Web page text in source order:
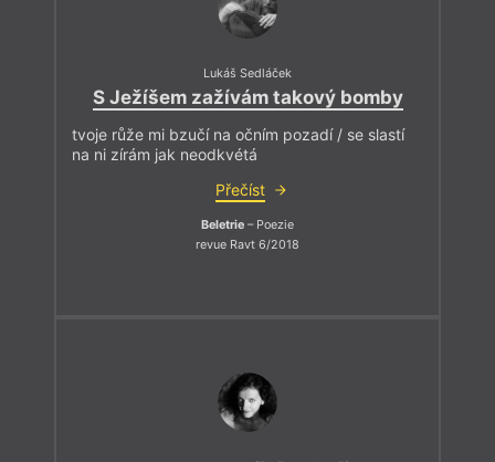
Lukáš Sedláček
S Ježíšem zažívám takový bomby
tvoje růže mi bzučí na očním pozadí / se slastí
na ni zírám jak neodkvétá
Přečíst
Beletrie – Poezie
revue Ravt 6/2018